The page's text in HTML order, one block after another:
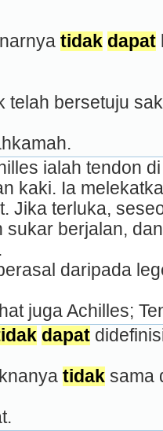
tidak dapat
telah bersetuju
ialah tendon
kaki. Ia
Jika terluka,
sukar berjalan,
daripada
juga Achilles;
dapat
tidak sama